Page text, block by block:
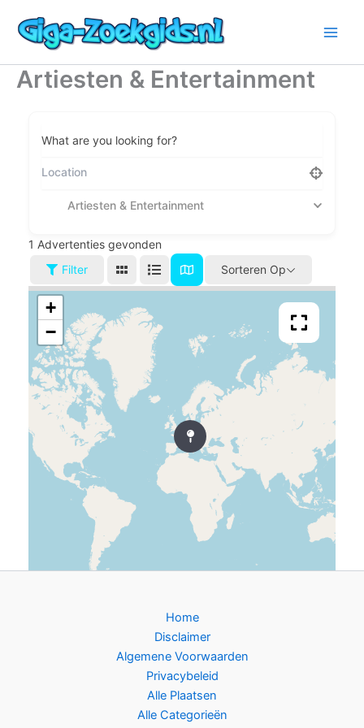
naar
inhoudArtiesten & Entertainment
What are you looking for?
Artiesten & Entertainment
1 Advertenties gevonden
Filter
Sorteren Op
+
−
Home
Disclaimer
Algemene Voorwaarden
Privacybeleid
Alle Plaatsen
Alle Categorieën